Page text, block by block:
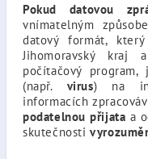
Pokud datovou
vnímatelným
datový formát,
Jihomoravský
počítačový
(např. virus) na
informacích
podatelnou přijata a
skutečnosti